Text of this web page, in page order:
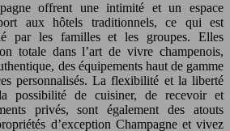
offrent une intimité et un espace
aux hôtels traditionnels, ce qui est
par les familles et les groupes. Elles
totale dans l’art de vivre champenois,
des équipements haut de gamme
personnalisés. La flexibilité et la liberté
possibilité de cuisiner, de recevoir et
privés, sont également des atouts
d’exception Champagne et vivez